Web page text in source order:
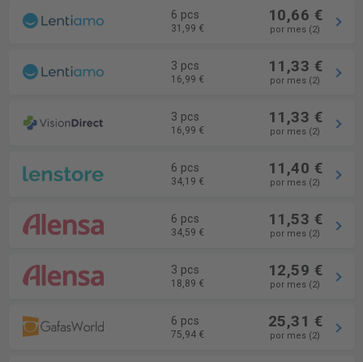
6 pcs
31,99 €
10,66 €
por mes (2)
3 pcs
16,99 €
11,33 €
por mes (2)
3 pcs
16,99 €
11,33 €
por mes (2)
6 pcs
34,19 €
11,40 €
por mes (2)
6 pcs
34,59 €
11,53 €
por mes (2)
3 pcs
18,89 €
12,59 €
por mes (2)
6 pcs
75,94 €
25,31 €
por mes (2)